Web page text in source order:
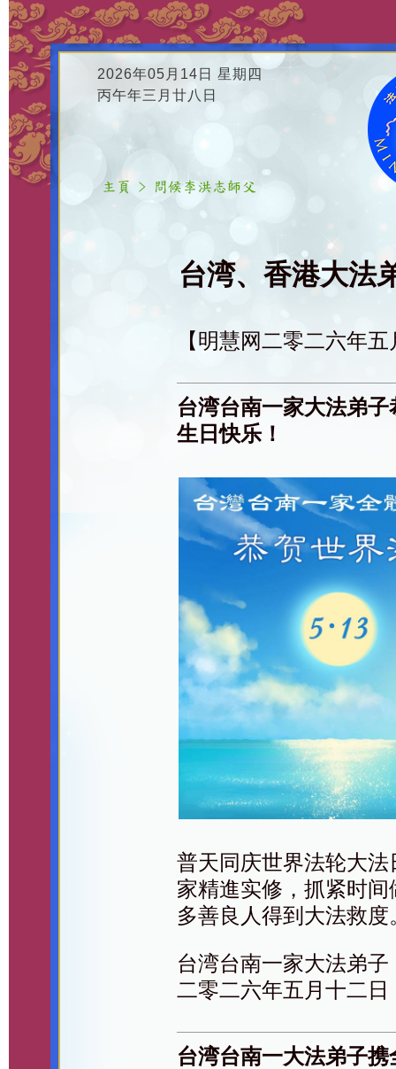
2026年05月14日 星期四
丙午年三月廿八日
台湾、香港大法
【明慧网二零二六年
台湾台南一家大法弟
生日快乐！
普天同庆世界法轮大
家精進实修，抓紧时
多善良人得到大法救
台湾台南一家大法弟子
二零二六年五月十二日
台湾台南一大法弟子